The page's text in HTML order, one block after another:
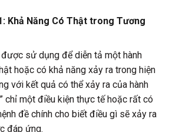
Khả Năng Có Thật trong Tương
được sử dụng để diễn tả một hành
hoặc có khả năng xảy ra trong hiện
với kết quả có thể xảy ra của hành
chỉ một điều kiện thực tế hoặc rất có
đề chính cho biết điều gì sẽ xảy ra
đáp ứng.